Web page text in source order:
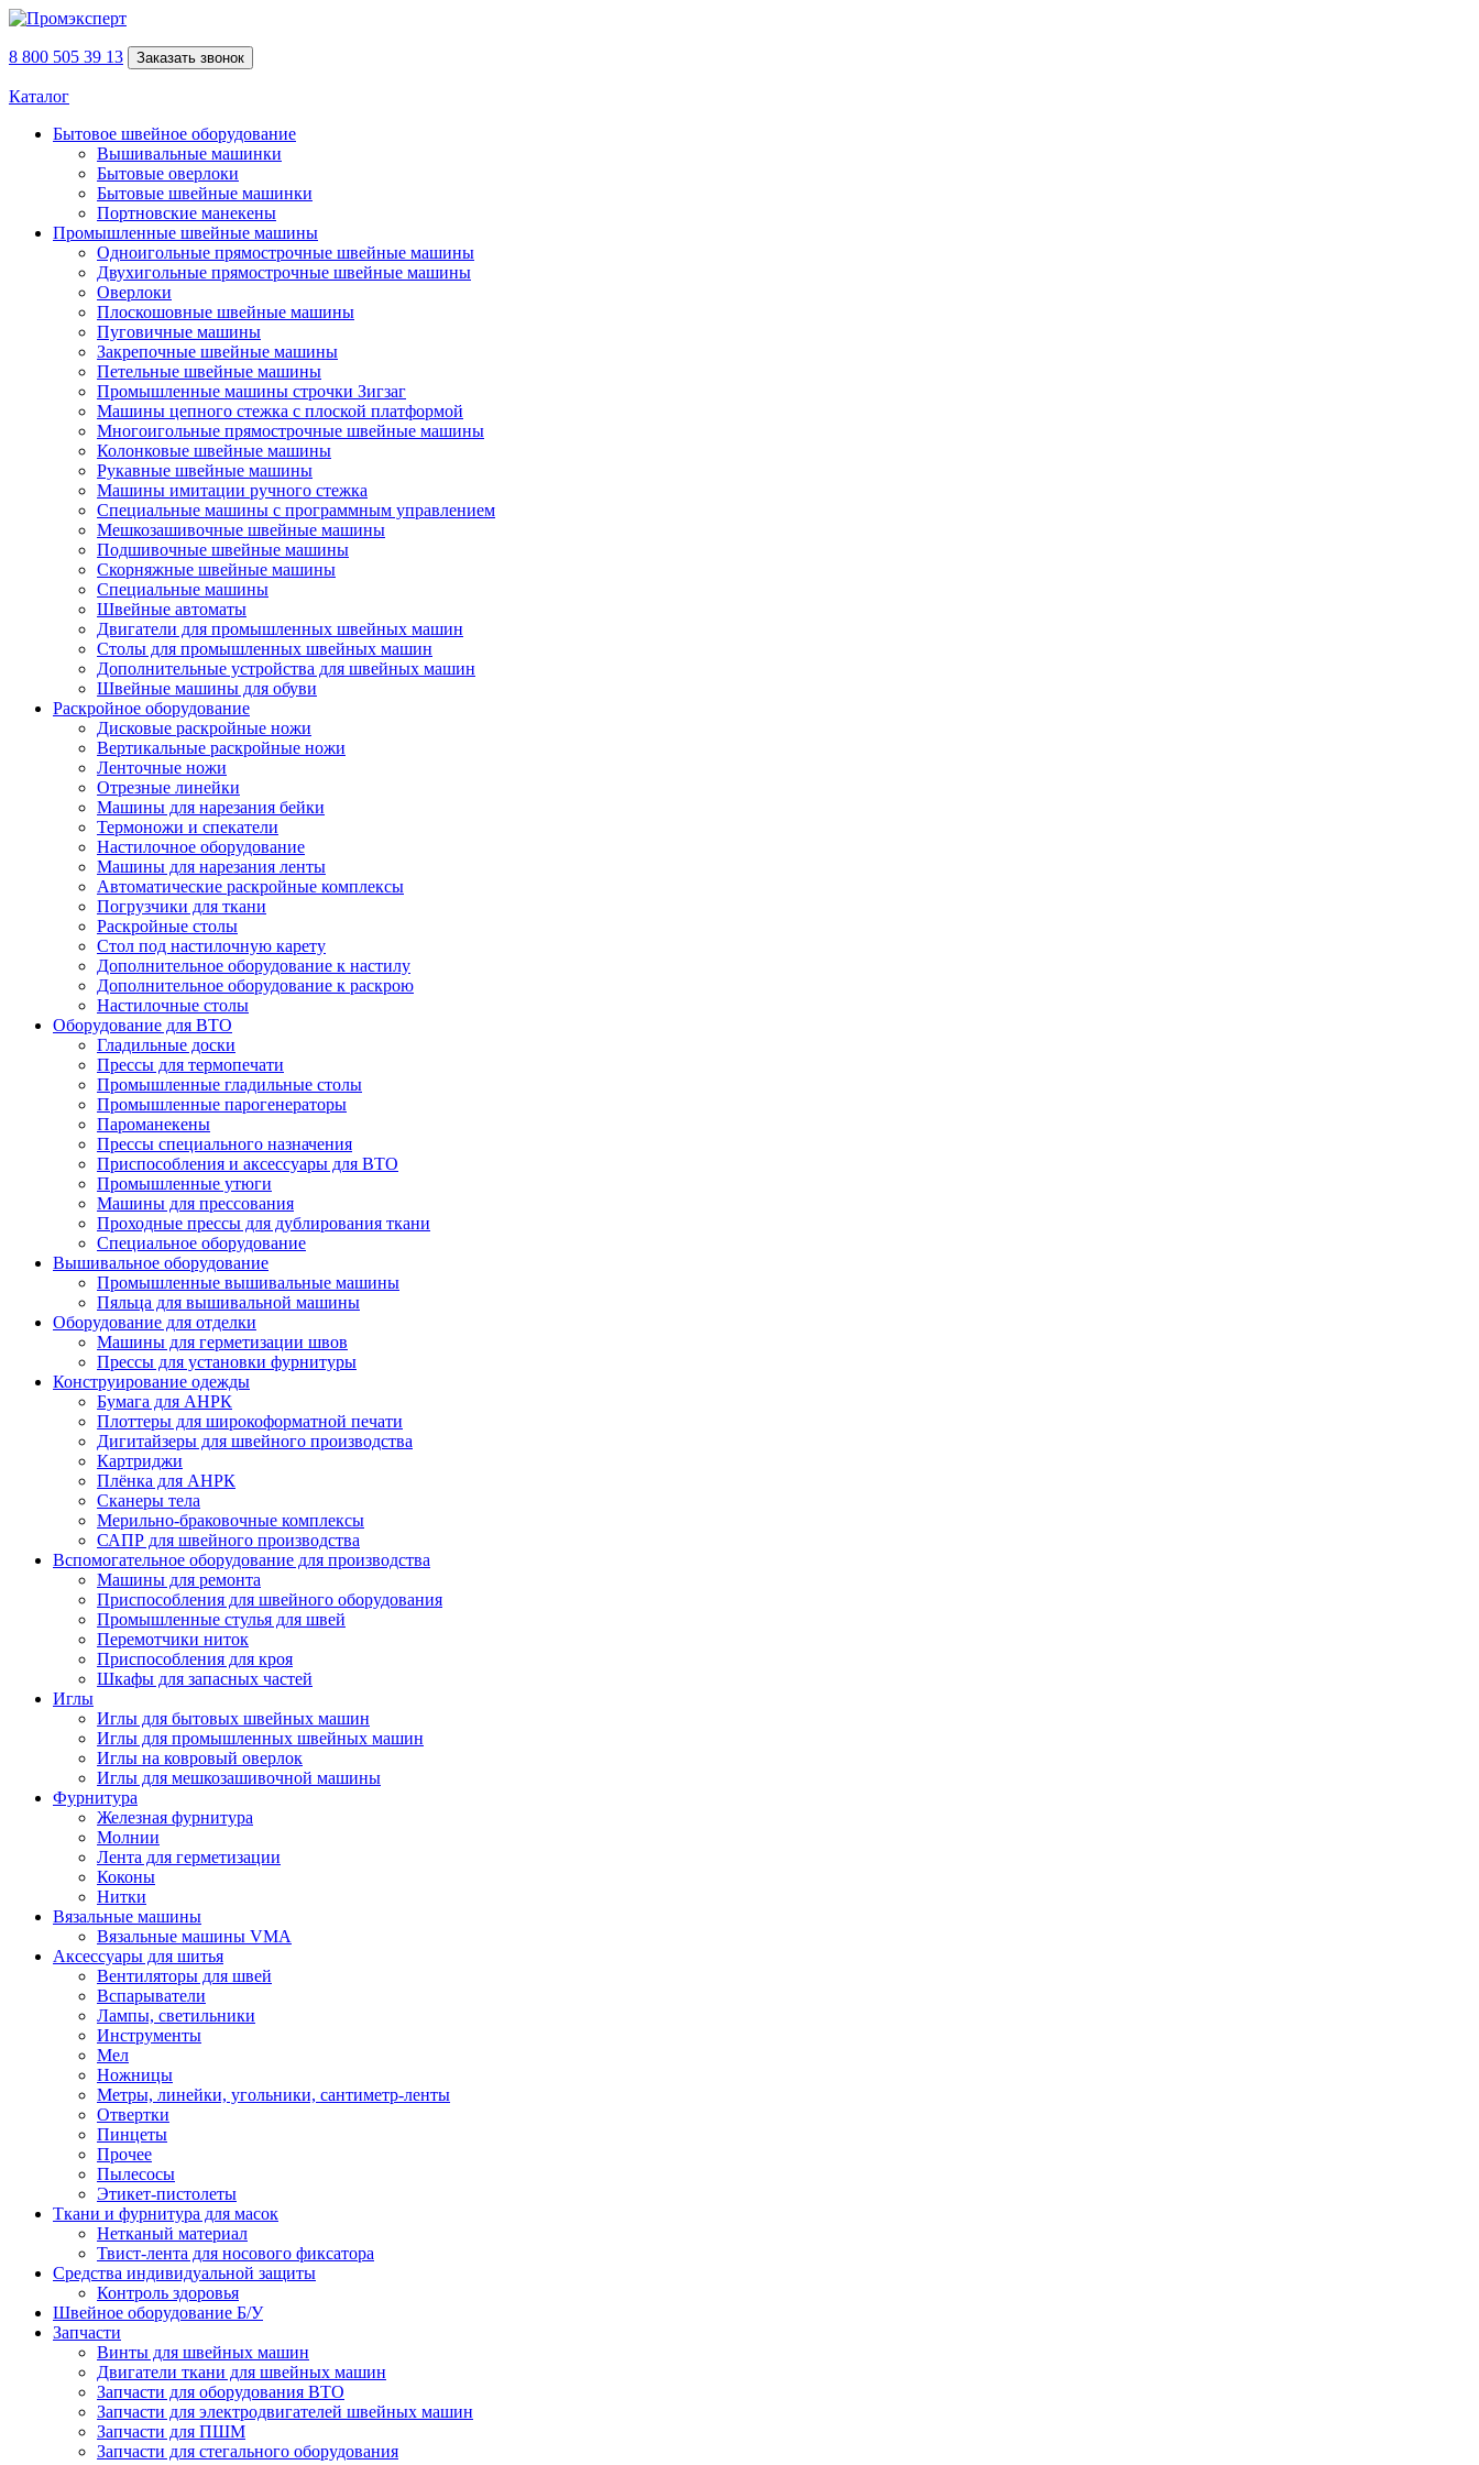
8 800 505 39 13 Заказать звонок
Каталог
Бытовое швейное оборудование
Вышивальные машинки
Бытовые оверлоки
Бытовые швейные машинки
Портновские манекены
Промышленные швейные машины
Одноигольные прямострочные швейные машины
Двухигольные прямострочные швейные машины
Оверлоки
Плоскошовные швейные машины
Пуговичные машины
Закрепочные швейные машины
Петельные швейные машины
Промышленные машины строчки Зигзаг
Машины цепного стежка с плоской платформой
Многоигольные прямострочные швейные машины
Колонковые швейные машины
Рукавные швейные машины
Машины имитации ручного стежка
Специальные машины с программным управлением
Мешкозашивочные швейные машины
Подшивочные швейные машины
Скорняжные швейные машины
Специальные машины
Швейные автоматы
Двигатели для промышленных швейных машин
Столы для промышленных швейных машин
Дополнительные устройства для швейных машин
Швейные машины для обуви
Раскройное оборудование
Дисковые раскройные ножи
Вертикальные раскройные ножи
Ленточные ножи
Отрезные линейки
Машины для нарезания бейки
Термоножи и спекатели
Настилочное оборудование
Машины для нарезания ленты
Автоматические раскройные комплексы
Погрузчики для ткани
Раскройные столы
Стол под настилочную карету
Дополнительное оборудование к настилу
Дополнительное оборудование к раскрою
Настилочные столы
Оборудование для ВТО
Гладильные доски
Прессы для термопечати
Промышленные гладильные столы
Промышленные парогенераторы
Пароманекены
Прессы специального назначения
Приспособления и аксессуары для ВТО
Промышленные утюги
Машины для прессования
Проходные прессы для дублирования ткани
Специальное оборудование
Вышивальное оборудование
Промышленные вышивальные машины
Пяльца для вышивальной машины
Оборудование для отделки
Машины для герметизации швов
Прессы для установки фурнитуры
Конструирование одежды
Бумага для АНРК
Плоттеры для широкоформатной печати
Дигитайзеры для швейного производства
Картриджи
Плёнка для АНРК
Сканеры тела
Мерильно-браковочные комплексы
САПР для швейного производства
Вспомогательное оборудование для производства
Машины для ремонта
Приспособления для швейного оборудования
Промышленные стулья для швей
Перемотчики ниток
Приспособления для кроя
Шкафы для запасных частей
Иглы
Иглы для бытовых швейных машин
Иглы для промышленных швейных машин
Иглы на ковровый оверлок
Иглы для мешкозашивочной машины
Фурнитура
Железная фурнитура
Молнии
Лента для герметизации
Коконы
Нитки
Вязальные машины
Вязальные машины VMA
Аксессуары для шитья
Вентиляторы для швей
Вспарыватели
Лампы, светильники
Инструменты
Мел
Ножницы
Метры, линейки, угольники, сантиметр-ленты
Отвертки
Пинцеты
Прочее
Пылесосы
Этикет-пистолеты
Ткани и фурнитура для масок
Нетканый материал
Твист-лента для носового фиксатора
Средства индивидуальной защиты
Контроль здоровья
Швейное оборудование Б/У
Запчасти
Винты для швейных машин
Двигатели ткани для швейных машин
Запчасти для оборудования ВТО
Запчасти для электродвигателей швейных машин
Запчасти для ПШМ
Запчасти для стегального оборудования